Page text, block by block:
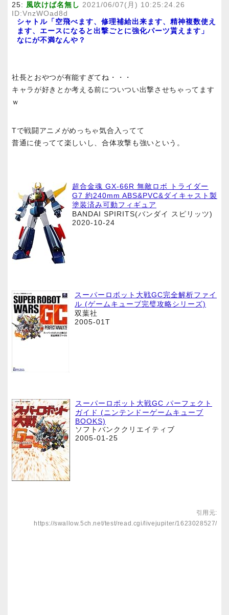
25: 風吹けば名無し 2021/06/07(月) 10:25:24.26
ID:VnzWOad8d
シャトル「空飛べます、修理補給出来ます、精神複数使え
ます、エースになると出撃ごとに強化パーツ貰えます」
なにが不満なんや？
社長とおやつが有能すぎてね・・・
キャラが好きとか考える前についつい出撃させちゃってます
ｗ
Tで戦闘アニメがめっちゃ気合入ってて
普通に使ってて楽しいし、合体攻撃も強いという。
超合金魂 GX-66R 無敵ロボ トライダー
G7 約240mm ABS&PVC&ダイキャスト製
塗装済み可動フィギュア
BANDAI SPIRITS(バンダイ スピリッツ)
2020-10-24
スーパーロボット大戦GC完全解析ファイ
ル (ゲームキューブ完璧攻略シリーズ)
双葉社
2005-01T
スーパーロボット大戦GC パーフェクト
ガイド (ニンテンドーゲームキューブ
BOOKS)
ソフトバンククリエイティブ
2005-01-25
引用元:
https://swallow.5ch.net/test/read.cgi/livejupiter/1623028527/